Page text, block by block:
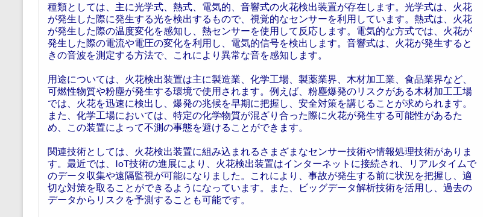
種類としては、主に光学式、熱式、電気的、音響式の火花検出装置が存在します。光学式は、火花
が発生した際に発生する光を検出するもので、視覚的なセンサーを利用しています。熱式は、火花
が発生した際の温度変化を感知し、熱センサーを使用して反応します。電気的な方式では、火花が
発生した際の電流や電圧の変化を利用し、電気的信号を検出します。音響式は、火花が発生すると
きの音波を測定する方法で、これにより異常な音を感知します。
用途については、火花検出装置は主に製造業、化学工場、製薬業界、木材加工業、食品業界など、
可燃性物質や粉塵が発生する環境で使用されます。例えば、粉塵爆発のリスクがある木材加工工場
では、火花を迅速に検出し、爆発の兆候を早期に把握し、安全対策を講じることが求められます。
また、化学工場においては、特定の化学物質が混ざり合った際に火花が発生する可能性があるた
め、この装置によって不測の事態を避けることができます。
関連技術としては、火花検出装置に組み込まれるさまざまなセンサー技術や情報処理技術がありま
す。最近では、IoT技術の進展により、火花検出装置はインターネットに接続され、リアルタイムで
のデータ収集や遠隔監視が可能になりました。これにより、事故が発生する前に状況を把握し、適
切な対策を取ることができるようになっています。また、ビッグデータ解析技術を活用し、過去の
データからリスクを予測することも可能です。